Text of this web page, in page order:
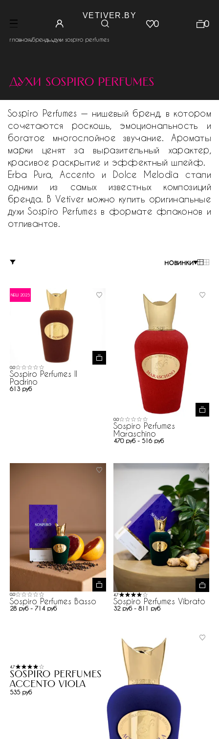
VETIVER.BY
0 0
главная.бренды.духи sospiro perfumes
духи sospiro perfumes
Sospiro Perfumes — нишевый бренд, в котором
сочетаются роскошь, эмоциональность и
богатое многослойное звучание. Ароматы
марки ценят за выразительный характер,
красивое раскрытие и эффектный шлейф.
Erba Pura, Accento и Dolce Melodia стали
одними из самых известных композиций
бренда. В Vetiver можно купить оригинальные
духи Sospiro Perfumes в формате флаконов и
отливантов.
новинки
NEW 2025
0.0
Sospiro Perfumes Il
Padrino
613 руб
0.0
Sospiro Perfumes
Maraschino
470 руб - 516 руб
0.0
Sospiro Perfumes Basso
28 руб - 714 руб
4.7
Sospiro Perfumes Vibrato
32 руб - 811 руб
4.7
Sospiro Perfumes
Accento Viola
535 руб